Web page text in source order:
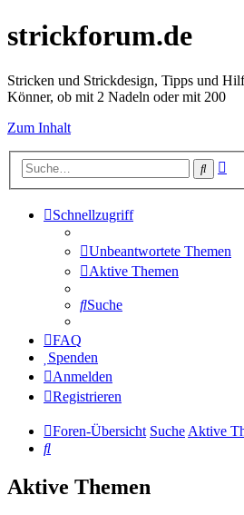
strickforum.de
Stricken und Strickdesign, Tipps und
Könner, ob mit 2 Nadeln oder mit 200
Zum Inhalt
Suche
Schnellzugriff
Unbeantwortete Themen
Aktive Themen
Suche
FAQ
Spenden
Anmelden
Registrieren
Foren-Übersicht SucheAktive
Suche
Aktive Themen